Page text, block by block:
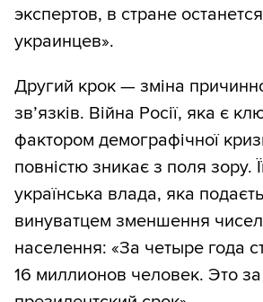
экспертов, в стране
украинцев».
Другий крок — зміна
зв’язків. Війна Росії, яка є
фактором демографічної
повністю зникає з поля зору.
українська влада, яка
винуватцем зменшення
населення: «За четыре года
16 миллионов человек. Это